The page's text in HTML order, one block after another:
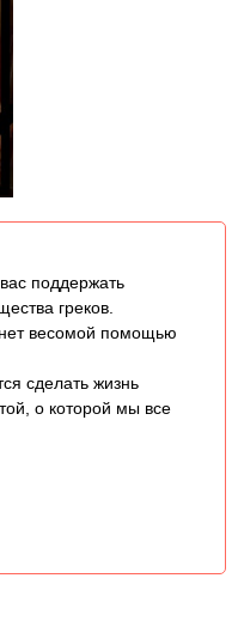
поддержать
греков.
весомой помощью
сделать жизнь
о которой мы все